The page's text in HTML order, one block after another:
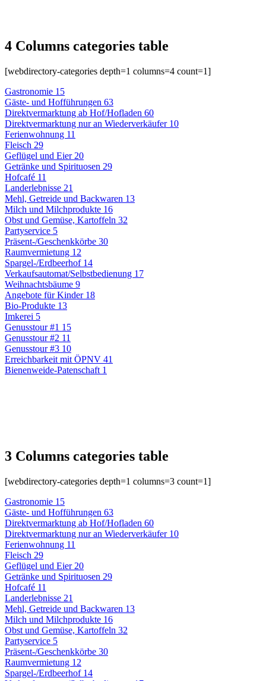
4 Columns categories table
[webdirectory-categories depth=1 columns=4 count=1]
Gastronomie 15
Gäste- und Hofführungen 63
Direktvermarktung ab Hof/Hofladen 60
Direktvermarktung nur an Wiederverkäufer 10
Ferienwohnung 11
Fleisch 29
Geflügel und Eier 20
Getränke und Spirituosen 29
Hofcafé 11
Landerlebnisse 21
Mehl, Getreide und Backwaren 13
Milch und Milchprodukte 16
Obst und Gemüse, Kartoffeln 32
Partyservice 5
Präsent-/Geschenkkörbe 30
Raumvermietung 12
Spargel-/Erdbeerhof 14
Verkaufsautomat/Selbstbedienung 17
Weihnachtsbäume 9
Angebote für Kinder 18
Bio-Produkte 13
Imkerei 5
Genusstour #1 15
Genusstour #2 11
Genusstour #3 10
Erreichbarkeit mit ÖPNV 41
Bienenweide-Patenschaft 1
3 Columns categories table
[webdirectory-categories depth=1 columns=3 count=1]
Gastronomie 15
Gäste- und Hofführungen 63
Direktvermarktung ab Hof/Hofladen 60
Direktvermarktung nur an Wiederverkäufer 10
Ferienwohnung 11
Fleisch 29
Geflügel und Eier 20
Getränke und Spirituosen 29
Hofcafé 11
Landerlebnisse 21
Mehl, Getreide und Backwaren 13
Milch und Milchprodukte 16
Obst und Gemüse, Kartoffeln 32
Partyservice 5
Präsent-/Geschenkkörbe 30
Raumvermietung 12
Spargel-/Erdbeerhof 14